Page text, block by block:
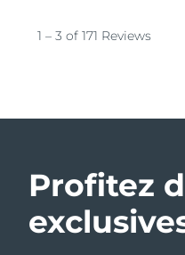
Profitez